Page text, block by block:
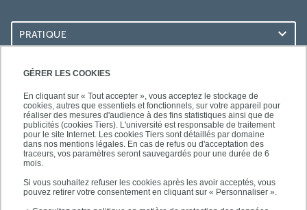
GÉRER LES COOKIES
En cliquant sur « Tout accepter », vous acceptez le stockage de
cookies, autres que essentiels et fonctionnels, sur votre appareil pour
réaliser des mesures d'audience à des fins statistiques ainsi que de
publicités (cookies Tiers). L'université est responsable de traitement
pour le site Internet. Les cookies Tiers sont détaillés par domaine
dans nos mentions légales. En cas de refus ou d'acceptation des
traceurs, vos paramètres seront sauvegardés pour une durée de 6
mois.
Si vous souhaitez refuser les cookies après les avoir acceptés, vous
pouvez retirer votre consentement en cliquant sur « Personnaliser ».
PRATIQUE
ACCÈS RAPIDES
SUIVEZ-NOUS